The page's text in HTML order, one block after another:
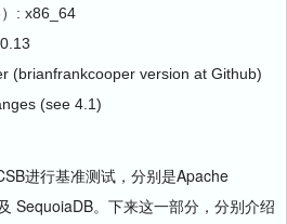
: x86_64
(brianfrankcooper version at Github)
(see 4.1)
进行基准测试，分别是Apache
SequoiaDB。下来这一部分，分别介绍